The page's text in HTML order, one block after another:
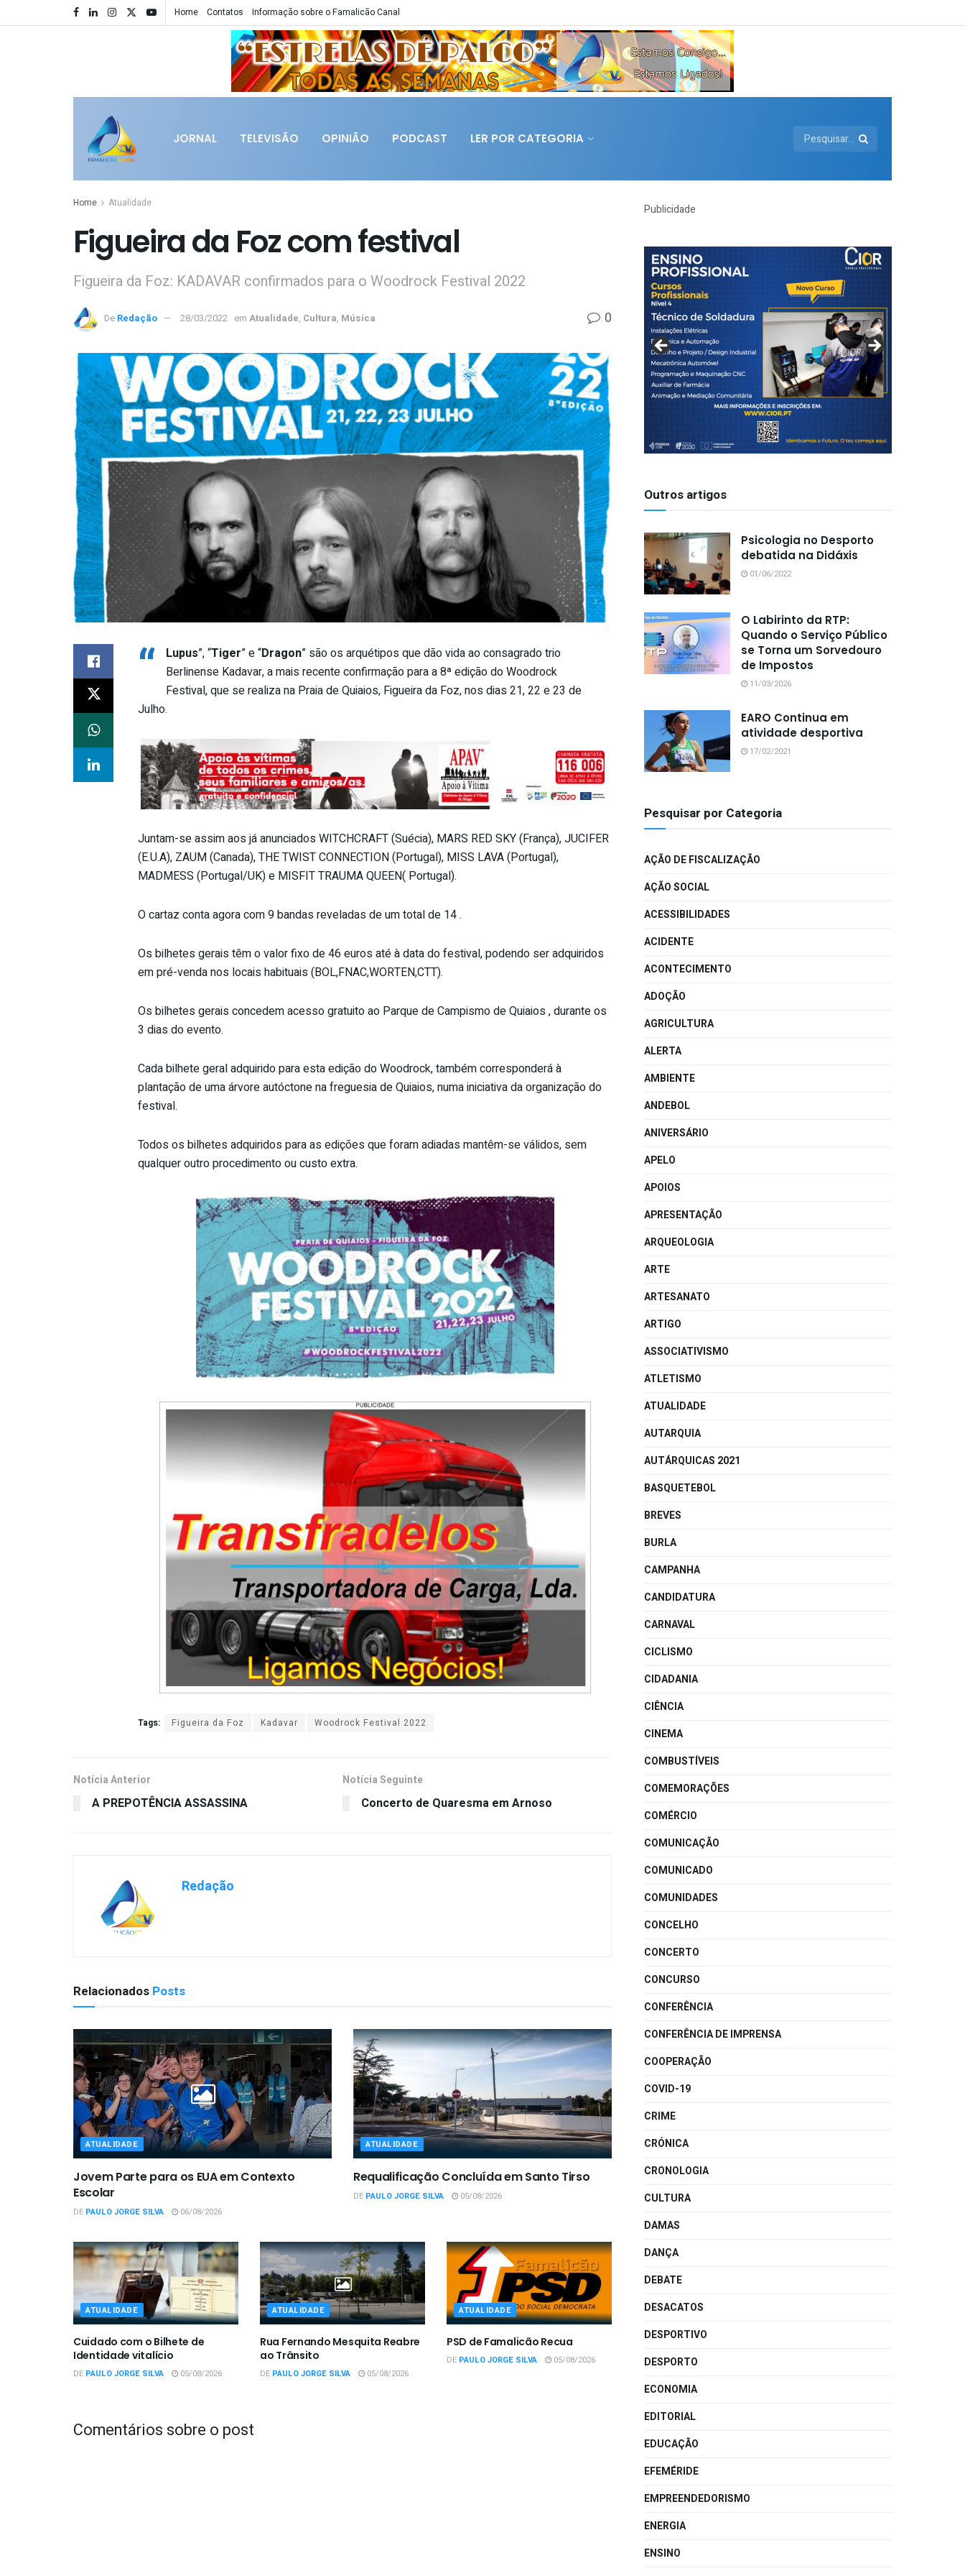
Home Contatos Informação sobre o Famalicão Canal
JORNAL TELEVISÃO OPINIÃO PODCAST LER POR CATEGORIA
Home Atualidade
Figueira da Foz com festival
Figueira da Foz: KADAVAR confirmados para o Woodrock Festival 2022
De Redação 28/03/2022 em Atualidade, Cultura, Música 0
“ Lupus”, “Tiger” e “Dragon” são os arquétipos que dão vida ao consagrado trio
Berlinense Kadavar, a mais recente confirmação para a 8ª edição do Woodrock
Festival, que se realiza na Praia de Quiaios, Figueira da Foz, nos dias 21, 22 e 23 de
Julho.
Juntam-se assim aos já anunciados WITCHCRAFT (Suécia), MARS RED SKY (França), JUCIFER
(E.U.A), ZAUM (Canada), THE TWIST CONNECTION (Portugal), MISS LAVA (Portugal),
MADMESS (Portugal/UK) e MISFIT TRAUMA QUEEN( Portugal).
O cartaz conta agora com 9 bandas reveladas de um total de 14 .
Os bilhetes gerais têm o valor fixo de 46 euros até à data do festival, podendo ser adquiridos
em pré-venda nos locais habituais (BOL,FNAC,WORTEN,CTT).
Os bilhetes gerais concedem acesso gratuito ao Parque de Campismo de Quiaios , durante os
3 dias do evento.
Cada bilhete geral adquirido para esta edição do Woodrock, também corresponderá à
plantação de uma árvore autóctone na freguesia de Quiaios, numa iniciativa da organização do
festival.
Todos os bilhetes adquiridos para as edições que foram adiadas mantêm-se válidos, sem
qualquer outro procedimento ou custo extra.
Tags: Figueira da Foz Kadavar Woodrock Festival 2022
Notícia Anterior
A PREPOTÊNCIA ASSASSINA
Notícia Seguinte
Concerto de Quaresma em Arnoso
Redação
Relacionados Posts
ATUALIDADE
Jovem Parte para os EUA em Contexto
Escolar
DE PAULO JORGE SILVA 06/08/2026
ATUALIDADE
Requalificação Concluída em Santo Tirso
DE PAULO JORGE SILVA 05/08/2026
ATUALIDADE
Cuidado com o Bilhete de
Identidade vitalício
DE PAULO JORGE SILVA 05/08/2026
ATUALIDADE
Rua Fernando Mesquita Reabre
ao Trânsito
DE PAULO JORGE SILVA 05/08/2026
ATUALIDADE
PSD de Famalicão Recua
DE PAULO JORGE SILVA 05/08/2026
Comentários sobre o post
Publicidade
Outros artigos
Psicologia no Desporto
debatida na Didáxis
01/06/2022
O Labirinto da RTP:
Quando o Serviço Público
se Torna um Sorvedouro
de Impostos
11/03/2026
EARO Continua em
atividade desportiva
17/02/2021
Pesquisar por Categoria
AÇÃO DE FISCALIZAÇÃO
AÇÃO SOCIAL
ACESSIBILIDADES
ACIDENTE
ACONTECIMENTO
ADOÇÃO
AGRICULTURA
ALERTA
AMBIENTE
ANDEBOL
ANIVERSÁRIO
APELO
APOIOS
APRESENTAÇÃO
ARQUEOLOGIA
ARTE
ARTESANATO
ARTIGO
ASSOCIATIVISMO
ATLETISMO
ATUALIDADE
AUTARQUIA
AUTÁRQUICAS 2021
BASQUETEBOL
BREVES
BURLA
CAMPANHA
CANDIDATURA
CARNAVAL
CICLISMO
CIDADANIA
CIÊNCIA
CINEMA
COMBUSTÍVEIS
COMEMORAÇÕES
COMÉRCIO
COMUNICAÇÃO
COMUNICADO
COMUNIDADES
CONCELHO
CONCERTO
CONCURSO
CONFERÊNCIA
CONFERÊNCIA DE IMPRENSA
COOPERAÇÃO
COVID-19
CRIME
CRÓNICA
CRONOLOGIA
CULTURA
DAMAS
DANÇA
DEBATE
DESACATOS
DESPORTIVO
DESPORTO
ECONOMIA
EDITORIAL
EDUCAÇÃO
EFEMÉRIDE
EMPREENDEDORISMO
ENERGIA
ENSINO